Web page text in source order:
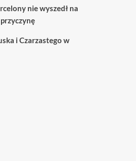
nie wyszedł na
i Czarzastego w